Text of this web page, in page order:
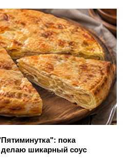
пока
делаю шикарный соус